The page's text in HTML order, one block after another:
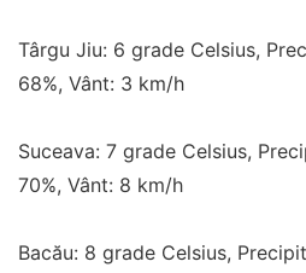
Târgu Jiu: 6 grade Celsius,
68%, Vânt: 3 km/h
Suceava: 7 grade Celsius,
70%, Vânt: 8 km/h
Bacău: 8 grade Celsius,